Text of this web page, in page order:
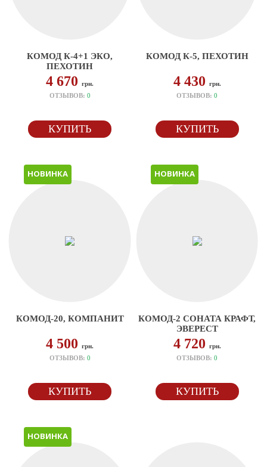
КОМОД К-4+1 ЭКО,
ПЕХОТИН
4 670грн.
ОТЗЫВОВ: 0
КУПИТЬ
КОМОД К-5, ПЕХОТИН
4 430 грн.
ОТЗЫВОВ:0
КУПИТЬ
НОВИНКА
КОМОД-20, КОМПАНИТ
4 500грн.
ОТЗЫВОВ: 0
КУПИТЬ
НОВИНКА
КОМОД-2 СОНАТА КРАФТ,
ЭВЕРЕСТ
4 720 грн.
ОТЗЫВОВ:0
КУПИТЬ
НОВИНКА